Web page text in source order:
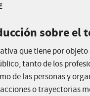
sobre el
que tiene por objeto
tanto de los
de las personas y
o trayectorias